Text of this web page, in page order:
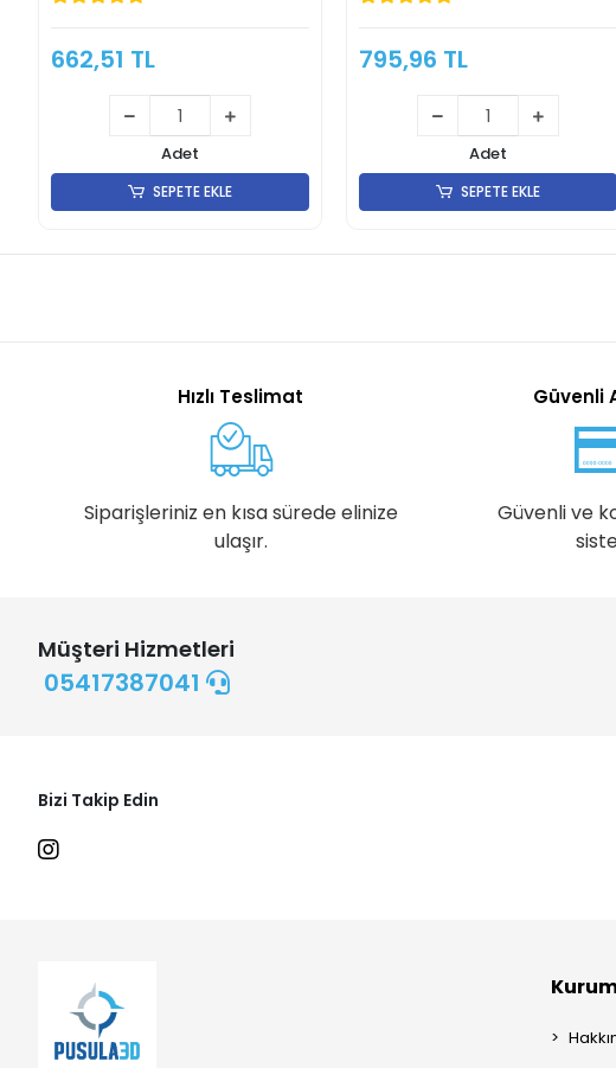
662,51 TL
Adet
SEPETE EKLE
795,96 TL
Adet
SEPETE EKLE
Hızlı Teslimat
Siparişleriniz en kısa sürede elinize
ulaşır.
Güvenli
Güvenli ve
Müşteri Hizmetleri
05417387041
Bizi Takip Edin